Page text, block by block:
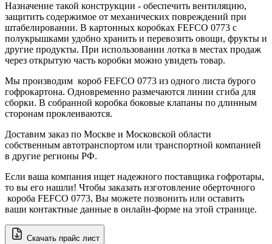
Назначение такой конструкции - обеспечить вентиляцию,
защитить содержимое от механических повреждений при
штабелировании. В картонных коробках FEFCO 0773 с
полукрышками удобно хранить и перевозить овощи, фрукты и
другие продукты. При использовании лотка в местах продаж
через открытую часть коробки можно увидеть товар.
Мы производим короб FEFCO 0773 из одного листа бурого
гофрокартона. Одновременно размечаются линии сгиба для
сборки. В собранной коробка боковые клапаны по длинным
сторонам проклеиваются.
Доставим заказ по Москве и Московской области
собственным автотранспортом или транспортной компанией
в другие регионы РФ.
Если ваша компания ищет надежного поставщика гофротары,
то вы его нашли! Чтобы заказать изготовление оберточного
короба FEFCO 0773, Вы можете позвонить или оставить
ваши контактные данные в онлайн-форме на этой странице.
Скачать прайс лист